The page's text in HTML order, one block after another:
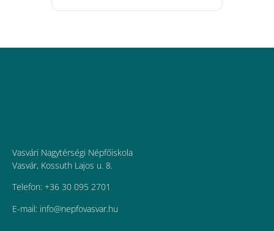
Vasvári Nagytérségi Népfőiskola
Vasvár, Kossuth Lajos u. 8.
Telefon: +36 30 095 2701
E-mail: uh.ravsavofpen@ofni